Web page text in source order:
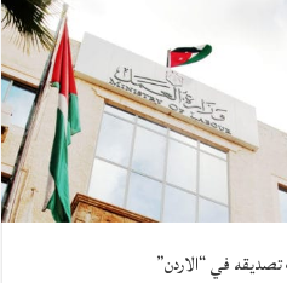
تصديقه في “الاردن”